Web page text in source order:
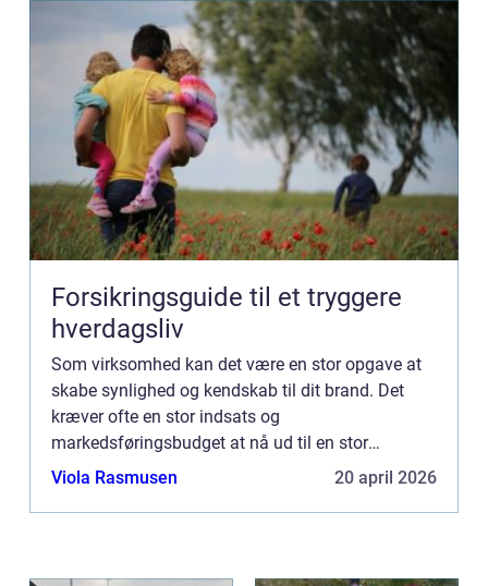
Forsikringsguide til et tryggere
hverdagsliv
Som virksomhed kan det være en stor opgave at
skabe synlighed og kendskab til dit brand. Det
kræver ofte en stor indsats og
markedsføringsbudget at nå ud til en stor
målgruppe. Men med en simpel og effektiv løsni...
Viola Rasmusen 20 april 2026